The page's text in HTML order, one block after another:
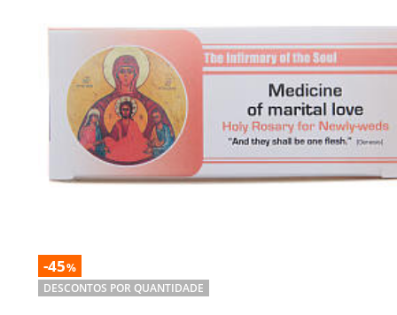
-45%
DESCONTOS POR QUANTIDADE